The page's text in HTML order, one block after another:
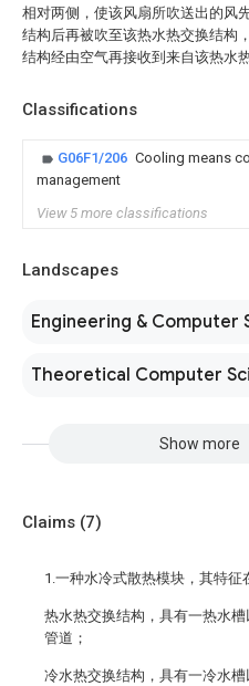
相对两侧，使该风扇所吹送出的风
结构后再被吹至该热水热交换结构
结构经由空气再接收到来自该热水
Classifications
G06F1/206 Cooling means
management
View 5 more classifications
Landscapes
Engineering & Computer
Theoretical Computer
Show more
Claims (7)
1.一种水冷式散热模块，其特征
热水热交换结构，具有一热水
管道；
冷水热交换结构，具有一冷水